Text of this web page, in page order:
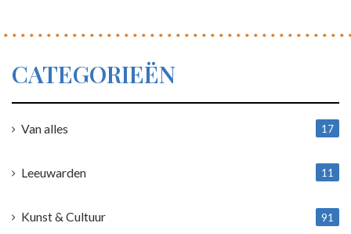
CATEGORIEËN
Van alles
17
Leeuwarden
11
Kunst & Cultuur 91